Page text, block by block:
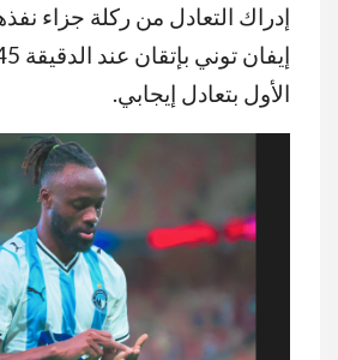
إدراك التعادل من ركلة جزاء
الأول بتعادل إيجابي.